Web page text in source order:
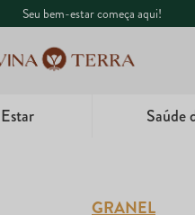
Seu bem-estar começa aqui!
Saúde
GRANEL
2º